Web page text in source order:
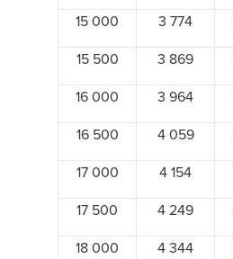
15 000
3 774
15 500
3 869
16 000
3 964
16 500
4 059
17 000
4 154
17 500
4 249
18 000
4 344